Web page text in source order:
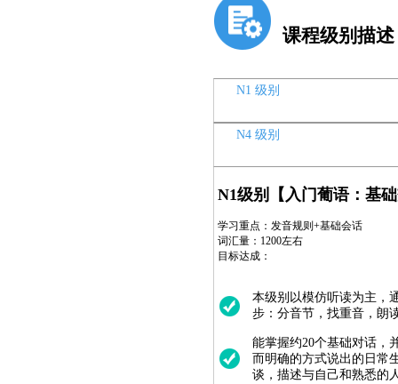
课程级别描述
N1 级别
N4 级别
N1级别【入门葡语：基
学习重点：发音规则+基础会话
词汇量：1200左右
目标达成：
本级别以模仿听读为主，
步：分音节，找重音，朗
能掌握约20个基础对话，
而明确的方式说出的日常
谈，描述与自己和熟悉的